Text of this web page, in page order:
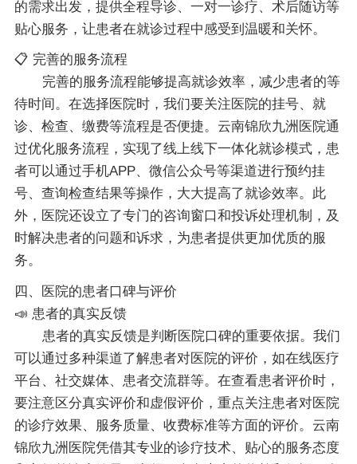
的需求出发，提供全程导诊、一对一诊疗、术后随访等
贴心服务，让患者在就诊过程中感受到温暖和关怀。
📋 完善的服务流程
完善的服务流程能够提高就诊效率，减少患者的等
待时间。在选择医院时，我们要关注医院的挂号、就
诊、检查、缴费等流程是否便捷。云南锦欣九洲医院通
过优化服务流程，实现了线上线下一体化就诊模式，患
者可以通过手机APP、微信公众号等渠道进行预约挂
号、查询检查结果等操作，大大提高了就诊效率。此
外，医院还设立了专门的咨询窗口和投诉处理机制，及
时解决患者的问题和诉求，为患者提供更加优质的服
务。
四、医院的患者口碑与评价
📣 患者的真实反馈
患者的真实反馈是判断医院口碑的重要依据。我们
可以通过多种渠道了解患者对医院的评价，如在线医疗
平台、社交媒体、患者交流群等。在查看患者评价时，
要注意区分真实评价和虚假评价，重点关注患者对医院
的诊疗效果、服务质量、收费标准等方面的评价。云南
锦欣九洲医院凭借其专业的诊疗技术、贴心的服务态度